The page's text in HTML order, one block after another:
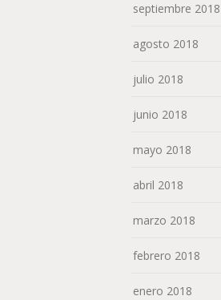
septiembre 2018
agosto 2018
julio 2018
junio 2018
mayo 2018
abril 2018
marzo 2018
febrero 2018
enero 2018